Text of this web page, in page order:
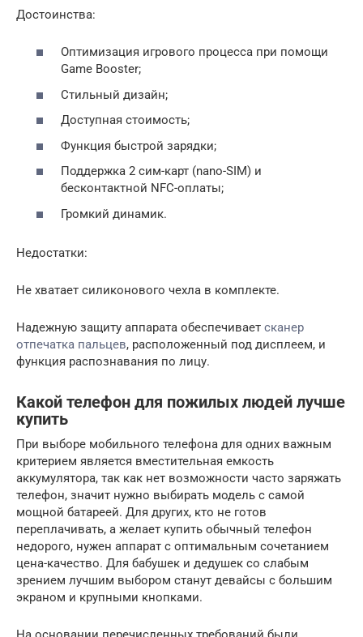
Достоинства:
Оптимизация игрового процесса при помощи
Game Booster;
Стильный дизайн;
Доступная стоимость;
Функция быстрой зарядки;
Поддержка 2 сим-карт (nano-SIM) и
бесконтактной NFC-оплаты;
Громкий динамик.
Недостатки:
Не хватает силиконового чехла в комплекте.
Надежную защиту аппарата обеспечивает сканер
отпечатка пальцев, расположенный под дисплеем, и
функция распознавания по лицу.
Какой телефон для пожилых людей лучше
купить
При выборе мобильного телефона для одних важным
критерием является вместительная емкость
аккумулятора, так как нет возможности часто заряжать
телефон, значит нужно выбирать модель с самой
мощной батареей. Для других, кто не готов
переплачивать, а желает купить обычный телефон
недорого, нужен аппарат с оптимальным сочетанием
цена-качество. Для бабушек и дедушек со слабым
зрением лучшим выбором станут девайсы с большим
экраном и крупными кнопками.